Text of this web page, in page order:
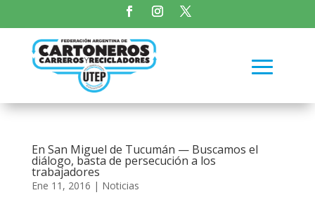
En San Miguel de Tucumán — Buscamos el
diálogo, basta de persecución a los
trabajadores
Ene 11, 2016 | Noticias